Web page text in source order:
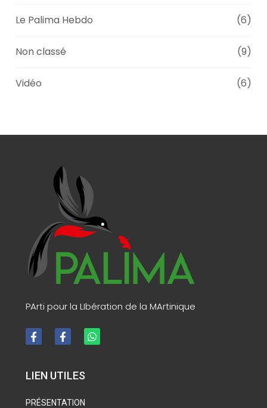
Le Palima Hebdo (6)
Non classé (9)
Vidéo (6)
PArti pour la LIbération de la MArtinique
LIEN UTILES
PRÉSENTATION